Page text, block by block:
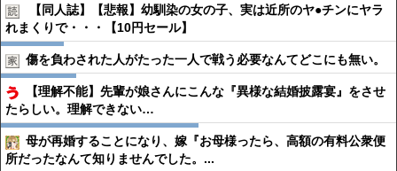
【同人誌】【悲報】幼馴染の女の子、実は近所のヤ●︎チンにヤラ
れまくりで・・・【10円セール】
傷を負わされた人がたった一人で戦う必要なんてどこにも無い。
【理解不能】先輩が娘さんにこんな『異様な結婚披露宴』をさせ
たらしい。理解できない…
母が再婚することになり、嫁『お母様ったら、高額の有料公衆便
所だったなんて知りませんでした。...